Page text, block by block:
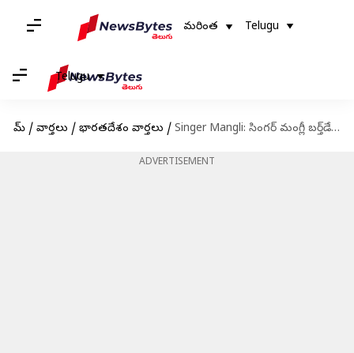
మరింత Telugu
Telugu
హోమ్ / వార్తలు / భారతదేశం వార్తలు / Singer Mangli: సింగర్‌ మంగ్లీ బర్త్‌డే పార్టీలో విదేశీ మద్యం, గంజాయి లభ్యం
ADVERTISEMENT